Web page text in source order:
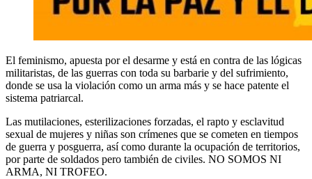
El feminismo, apuesta por el desarme y está en contra de las lógicas
militaristas, de las guerras con toda su barbarie y del sufrimiento,
donde se usa la violación como un arma más y se hace patente el
sistema patriarcal.
Las mutilaciones, esterilizaciones forzadas, el rapto y esclavitud
sexual de mujeres y niñas son crímenes que se cometen en tiempos
de guerra y posguerra, así como durante la ocupación de territorios,
por parte de soldados pero también de civiles. NO SOMOS NI
ARMA, NI TROFEO.